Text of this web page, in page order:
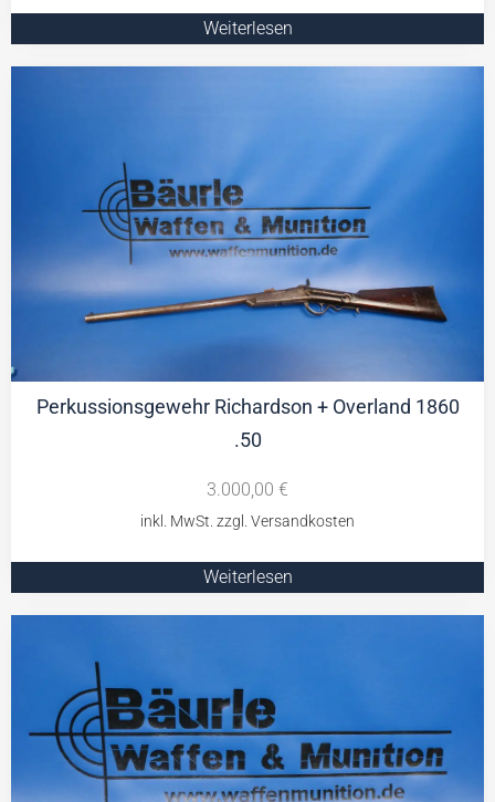
Weiterlesen
Perkussionsgewehr Richardson + Overland 1860
.50
3.000,00 €
Weiterlesen